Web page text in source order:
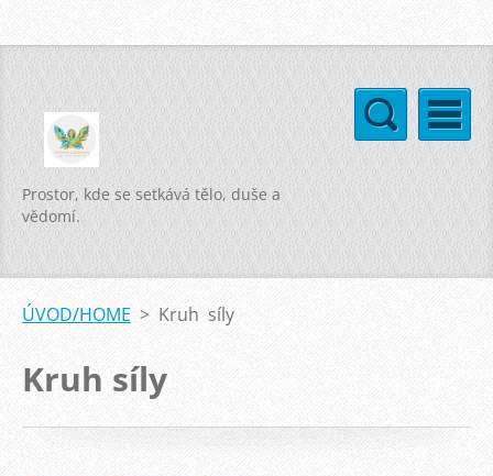
Prostor, kde se setkává tělo, duše a
vědomí.
ÚVOD/HOME > Kruh síly
Kruh síly